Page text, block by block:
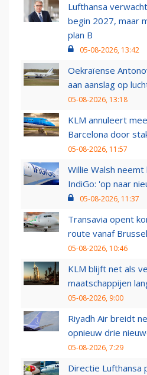
Lufthansa
begin 2027, maar
plan B
05-08-2026, 13:42
Oekraïense
aan aanslag op
05-08-2026, 13:18
KLM annuleert
Barcelona door
05-08-2026, 11:57
Willie Walsh
IndiGo: 'op naar
05-08-2026, 11:37
Transavia opent
route vanaf
05-08-2026, 10:46
KLM blijft net als
maatschappijen
05-08-2026, 9:00
Riyadh Air breidt
opnieuw drie
05-08-2026, 7:29
Directie